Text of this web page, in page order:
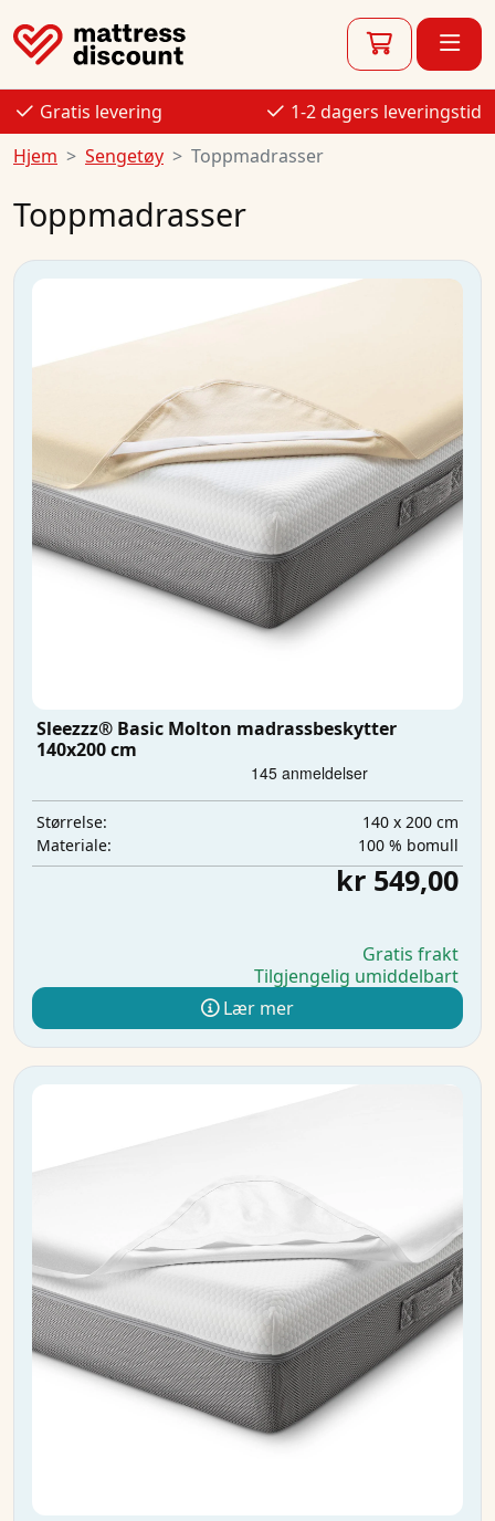
Gratis levering
1-2 dagers leveringstid
Hjem
Sengetøy Toppmadrasser
Toppmadrasser
Sleezzz® Basic Molton madrassbeskytter
140x200 cm
Størrelse:
140 x 200 cm
Materiale:
100 % bomull
kr 549,00
Gratis frakt
Tilgjengelig umiddelbart
Lær mer